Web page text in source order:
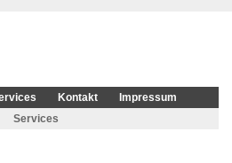
Kontakt
Impressum
Services